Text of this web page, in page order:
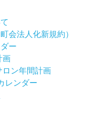
会法人化新規約）
ー
画
ン年間計画
レンダー